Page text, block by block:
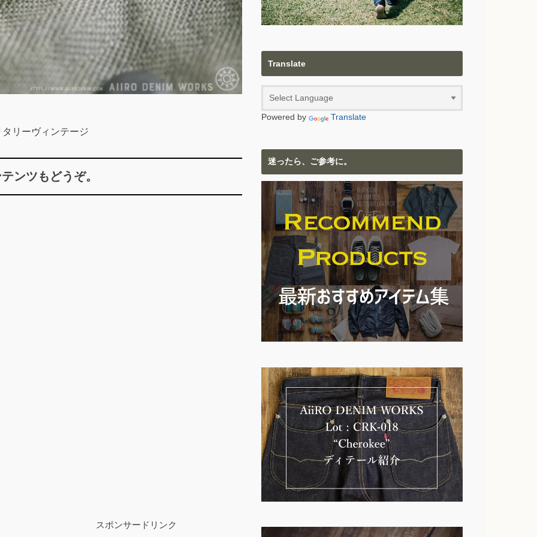
リーヴィンテージ
ンツもどうぞ。
スポンサードリンク
Translate
Powered by Translate
迷ったら、ご参考に。